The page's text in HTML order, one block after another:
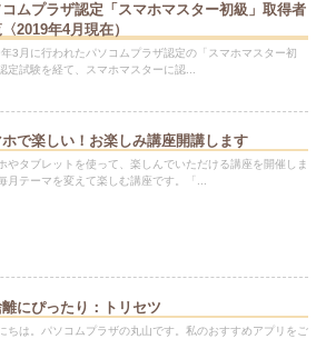
ムプラザ認定「スマホマスター初級」取得者
2019年4月現在）
3月に行われたパソコムプラザ認定の「スマホマスター初
定試験を経て、スマホマスターに認...
ホで楽しい！お楽しみ講座開講します
やタブレットを使って、楽しんでいただける講座を開催しま
月テーマを変えて楽しむ講座です。「...
離にぴったり：トリセツ
ちは。パソコムプラザの丸山です。私のおすすめアプリをご